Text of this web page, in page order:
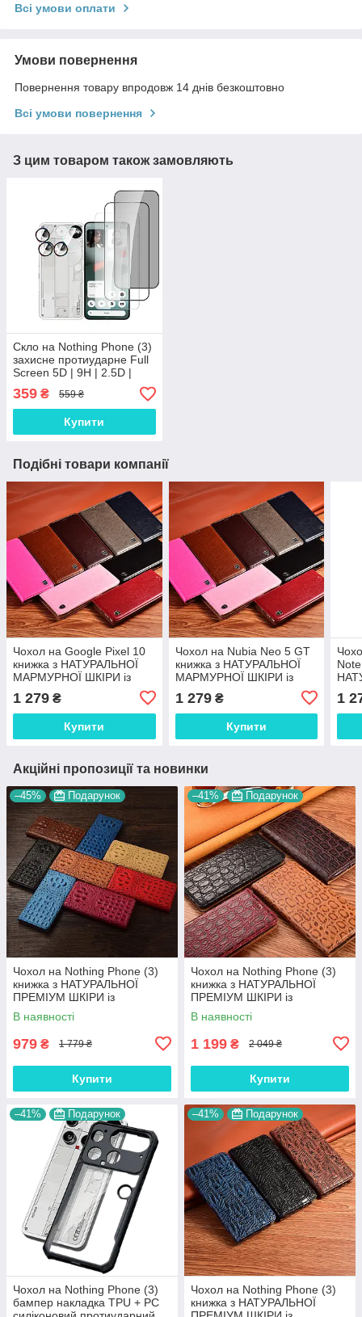
Всі умови оплати
Умови повернення
Повернення товару впродовж 14 днів безкоштовно
Всі умови повернення
З цим товаром також замовляють
Скло на Nothing Phone (3)
захисне протиударне Full
Screen 5D | 9H | 2.5D |
Nano - покриття "HYPER"
359 ₴ 559 ₴
Купити
Подібні товари компанії
Чохол на Google Pixel 10
книжка з НАТУРАЛЬНОЇ
МАРМУРНОЇ ШКІРИ із
підставкою протиударний
магнітний "MARBLE"
1 279 ₴
Купити
Чохол на Nubia Neo 5 GT
книжка з НАТУРАЛЬНОЇ
МАРМУРНОЇ ШКІРИ із
підставкою протиударний
магнітний "MARBLE"
1 279₴
Купити
1
Акційні пропозиції та новинки
–45% Подарунок
Чохол на Nothing Phone (3)
книжка з НАТУРАЛЬНОЇ
ПРЕМІУМ ШКІРИ із
підставкою протиударний
магнітний 3D "CROCOHEAD"
В наявності
979 ₴ 1 779 ₴
Купити
–41% Подарунок
Чохол на Nothing Phone (3)
книжка з НАТУРАЛЬНОЇ
ПРЕМІУМ ШКІРИ із
підставкою протиударний
магнітний "JACOSA"
В наявності
1 199 ₴ 2 049 ₴
Купити
–41% Подарунок
Чохол на Nothing Phone (3)
бампер накладка TPU + PC
–41% Подарунок
Чохол на Nothing Phone (3)
книжка з НАТУРАЛЬНОЇ